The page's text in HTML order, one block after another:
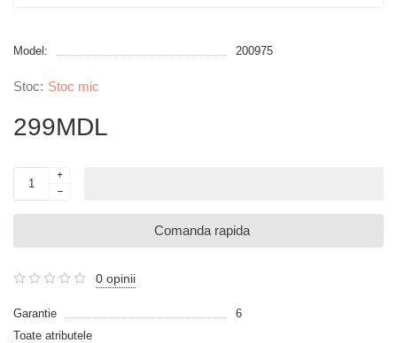
Model: 200975
Stoc mic
299MDL
Comanda rapida
0 opinii
Garantie
6
Toate atributele